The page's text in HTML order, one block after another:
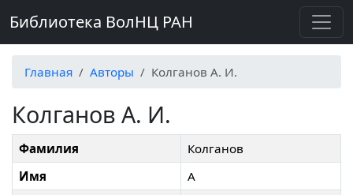
Библиотека ВолНЦ РАН
Главная Авторы Колганов А. И.
Колганов А. И.
Фамилия
Колганов
Имя
А